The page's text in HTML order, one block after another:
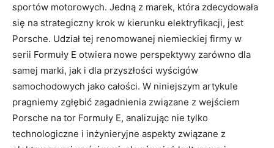
sportów motorowych. Jedną z marek, która zdecydowała
się na strategiczny krok w kierunku elektryfikacji, jest
Porsche. Udział tej renomowanej niemieckiej firmy w
serii Formuły E otwiera nowe perspektywy zarówno dla
samej marki, jak i dla przyszłości wyścigów
samochodowych jako całości. W niniejszym artykule
pragniemy zgłębić zagadnienia związane z wejściem
Porsche na tor Formuły E, analizując nie tylko
technologiczne i inżynieryjne aspekty związane z